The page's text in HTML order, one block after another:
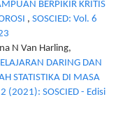
BERPIKIR KRITIS
, SOSCIED: Vol. 6
N Van Harling,
DARING DAN
STATISTIKA DI MASA
(2021): SOSCIED - Edisi